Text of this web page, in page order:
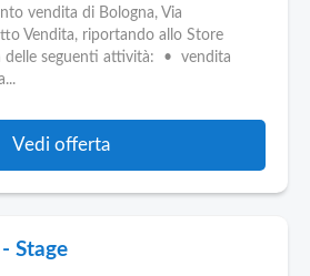
vendita di Bologna, Via
Vendita, riportando allo Store
delle seguenti attività: • vendita
Vedi offerta
Stage